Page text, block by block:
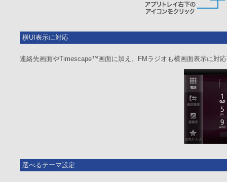
横UI表示に対応
連絡先画面やTimescape™画面に加え、FMラジオも横画面表示に対
選べるテーマ設定